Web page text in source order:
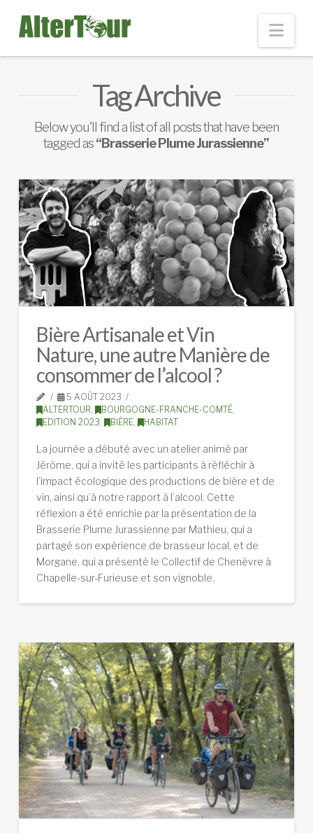
Tag Archive
Below you'll find a list of all posts that have been
tagged as“Brasserie Plume Jurassienne”
Bière Artisanale et Vin
Nature, une autre Manière de
consommer de l’alcool ?
5 AOÛT 2023
ALTERTOUR
BOURGOGNE-FRANCHE-COMTÉ,
EDITION 2023
BIÈRE, HABITAT
La journée a débuté avec un atelier animé par
Jérôme, qui a invité les participants à réfléchir à
l’impact écologique des productions de bière et de
vin, ainsi qu’à notre rapport à l’alcool. Cette
réflexion a été enrichie par la présentation de la
Brasserie Plume Jurassienne par Mathieu, qui a
partagé son expérience de brasseur local, et de
Morgane, qui a présenté le Collectif de Chenèvre à
Chapelle-sur-Furieuse et son vignoble.